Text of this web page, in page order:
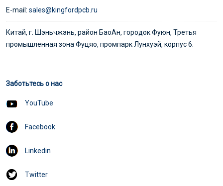
E-mail: sales@kingfordpcb.ru
Китай, г. Шэньчжэнь, район БаоАн, городок Фуюн, Третья
промышленная зона Фуцяо, промпарк Лунхуэй, корпус 6.
Заботьтесь о нас
YouTube
Facebook
Linkedin
Twitter